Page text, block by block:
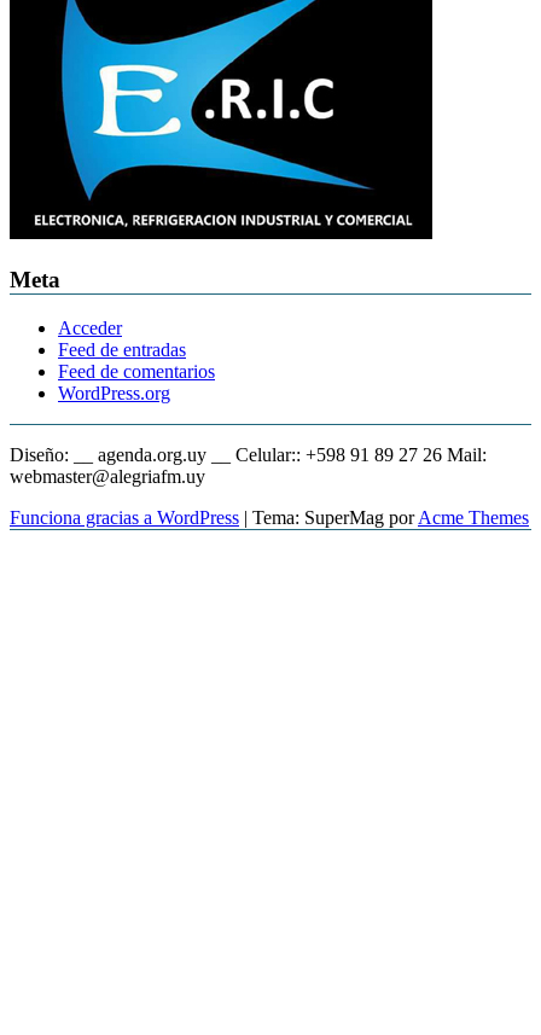
Meta
Acceder
Feed de entradas
Feed de comentarios
WordPress.org
Diseño: __ agenda.org.uy __ Celular:: +598 91 89 27 26 Mail:
webmaster@alegriafm.uy
Funciona gracias a WordPress | Tema: SuperMag porAcme Themes